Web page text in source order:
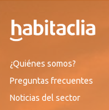
¿Quiénes somos?
Preguntas frecuentes
Noticias del sector